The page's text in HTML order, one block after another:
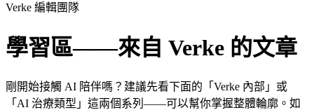
Verke 編輯團隊
學習區——來自 Verke 的文章
剛開始接觸 AI 陪伴嗎？建議先看下面的「Verke 內部」或
「AI 治療類型」這兩個系列——可以幫你掌握整體輪廓。如